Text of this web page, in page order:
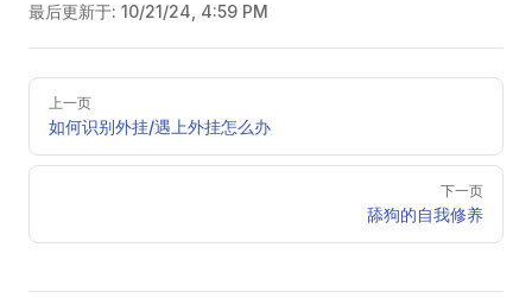
最后更新于: 10/21/24, 4:59 PM
Pager
上一页
如何识别外挂/遇上外挂怎么办
下一页
舔狗的自我修养